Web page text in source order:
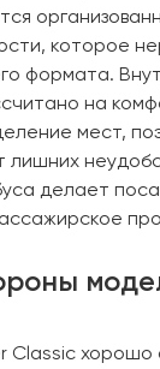
которое
формата.
на
мест,
лишних
делает
Classic